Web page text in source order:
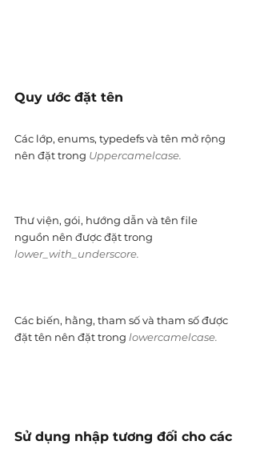
Quy ước đặt tên
Các lớp, enums, typedefs và tên mở rộng
nên đặt trong Uppercamelcase.
Thư viện, gói, hướng dẫn và tên file
nguồn nên được đặt trong
lower_with_underscore.
Các biến, hằng, tham số và tham số được
đặt tên nên đặt trong lowercamelcase.
Sử dụng nhập tương đối cho các